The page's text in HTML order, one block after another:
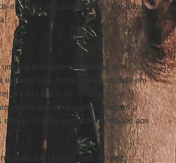
estavam afetados demais. Ele lutou
dos principais problemas na
exemplo, ele conta que na medida em
cada vez mais distantes, as
governamentais chegam a
e mais 9 horas para transportá-los aos
ambulância com até dez